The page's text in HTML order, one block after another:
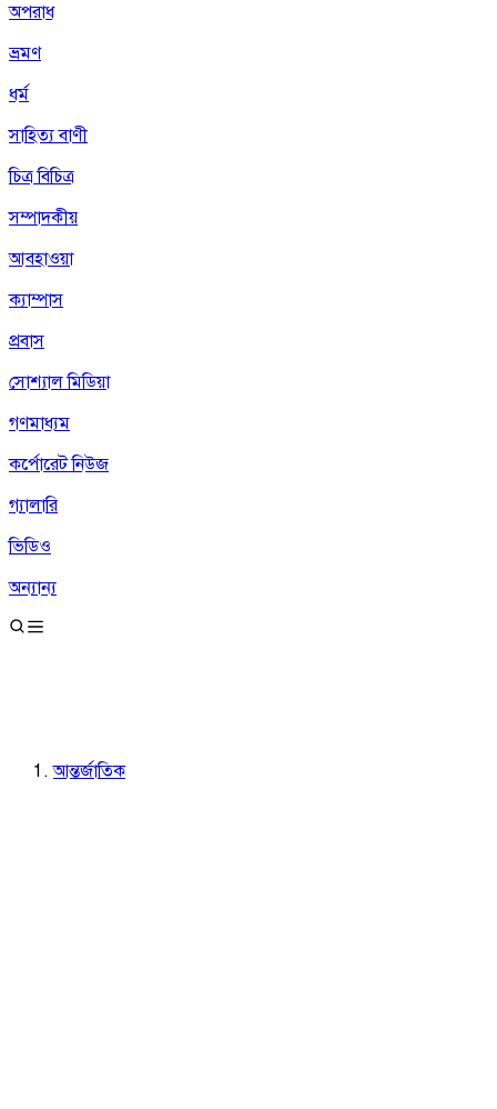
অপরাধ
ভ্রমণ
ধর্ম
সাহিত্য বাণী
চিত্র বিচিত্র
সম্পাদকীয়
আবহাওয়া
ক্যাম্পাস
প্রবাস
সোশ্যাল মিডিয়া
গণমাধ্যম
কর্পোরেট নিউজ
গ্যালারি
ভিডিও
অন্যান্য
আন্তর্জাতিক